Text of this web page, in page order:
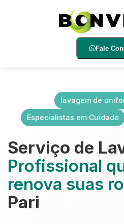
Fale
lavagem de
Especialistas em Cuidado
Serviço de
Profissional
renova suas
Pari